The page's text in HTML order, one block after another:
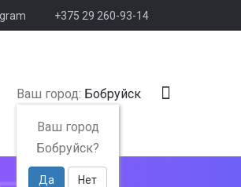
+375 29 260-93-14
Ваш город: Бобруйск
Ваш город
Бобруйск?
Да Нет